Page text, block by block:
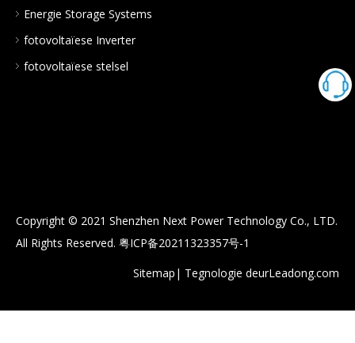
Energie Storage Systems
fotovoltaïese Inverter
fotovoltaïese stelsel
Copyright © 2021 Shenzhen Next Power Technology Co., LTD.
All Rights Reserved. 粤ICP备20211323357号-1
Sitemap | Tegnologie deurLeadong.com